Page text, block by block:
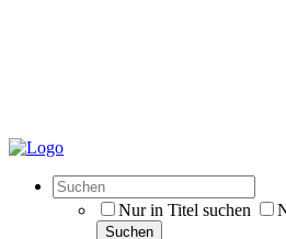
Nur in Titel suchen
Suchen